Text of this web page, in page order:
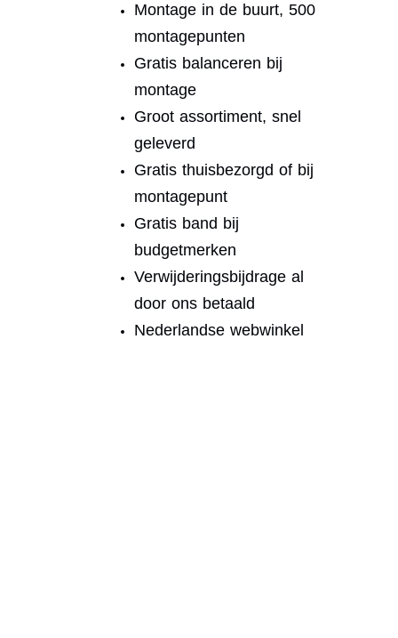
Montage in de buurt, 500
montagepunten
Gratis balanceren bij
montage
Groot assortiment, snel
geleverd
Gratis thuisbezorgd of bij
montagepunt
Gratis band bij
budgetmerken
Verwijderingsbijdrage al
door ons betaald
Nederlandse webwinkel